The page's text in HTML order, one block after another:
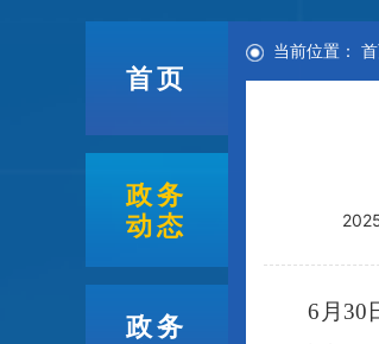
首页
政务
动态
政务
当前位置：
6月30